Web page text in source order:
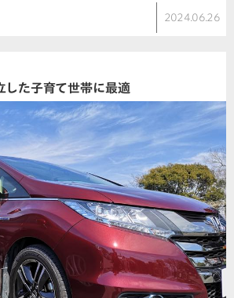
2024.06.26
した子育て世帯に最適